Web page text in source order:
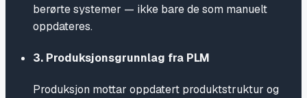
berørte systemer — ikke bare de som manuelt
oppdateres.
3. Produksjonsgrunnlag fra PLM
Produksjon mottar oppdatert produktstruktur og